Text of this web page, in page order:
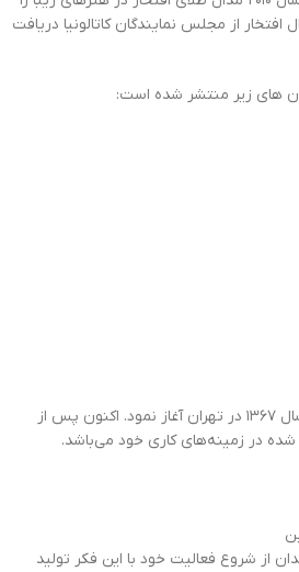
افتخار از مجلس نمایندگان کاتالونیا دریافت
های زیر منتشر شده است:
، فعالیت خود را از سال ۱۳۶۷ در تهران آغاز نمود. اکنون پس از
شده در زمینه‌های کاری خود می‌باشد.
از شروع فعالیت خود با این فکر تولید